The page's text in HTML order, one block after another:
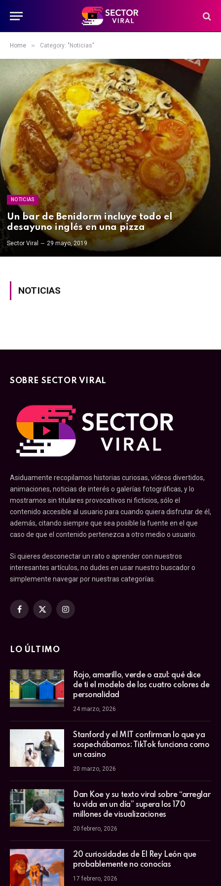
Home » Category: "Noticias"
NOTICIAS
Un bar de Benidorm incluye todo el
desayuno inglés en una pizza
Sector Viral 29 mayo, 2019
NOTICIAS
SOBRE SECTOR VIRAL
Asiduamente recopilamos historias curiosas, vídeos divertidos,
animaciones, noticias de interés o galerías fotográficas, y lo
mostramos sin titulares provocativos ni ficticios, sólo el
contenido accesible al usuario para cuando quiera disfrutar de él,
además, citando siempre que sea posible la fuente en el que
caso de que el contenido pertenezca a otro medio o usuario.
Si quieres desconectar un rato o aprender con nuestros
interesantes artículos, no dudes en usar nuestro buscador o
simplemente navegar por nuestras categorías.
Facebook
X
Instagram
LO ÚLTIMO
Rojo, amarillo, verde o azul: qué dice
de ti el modelo de los cuatro colores de
personalidad
24 marzo, 2026
Stanford y el MIT confirman lo que ya
sospechábamos: TikTok funciona como
un casino
20 marzo, 2026
Dan Koe y su texto viral sobre “arreglar
tu vida en un día” supera los 170
millones de visualizaciones
20 febrero, 2026
20 curiosidades de El Rey León que
probablemente no conocías
17 febrero, 2026